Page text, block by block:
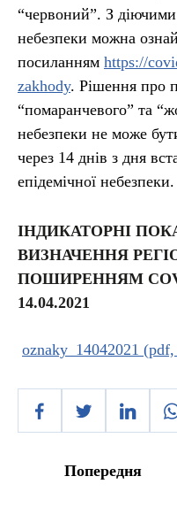
“червоний”. З діючими
небезпеки можна
посиланням https://
zakhody. Рішення про
“помаранчевого” та
небезпеки не може
через 14 днів з дня
епідемічної небезпеки.
ІНДИКАТОРНІ
ВИЗНАЧЕННЯ
ПОШИРЕННЯМ
14.04.2021
oznaky_14042021
Попередня